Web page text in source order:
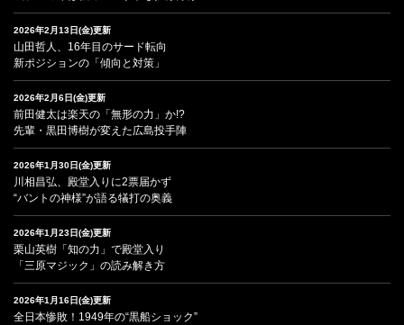
2026年2月13日(金)更新
山田哲人、16年目のサード転向
新ポジションの「傾向と対策」
2026年2月6日(金)更新
前田健太は楽天の「無形の力」か!?
先輩・黒田博樹が変えた広島投手陣
2026年1月30日(金)更新
川相昌弘、殿堂入りに2票届かず
“バントの神様”が語る犠打の奥義
2026年1月23日(金)更新
栗山英樹「知の力」で殿堂入り
「三原マジック」の読み解き方
2026年1月16日(金)更新
全日本惨敗！1949年の“黒船ショック”